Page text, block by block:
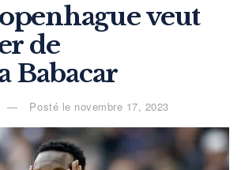
veut
de
Babacar
Posté le novembre 17, 2023